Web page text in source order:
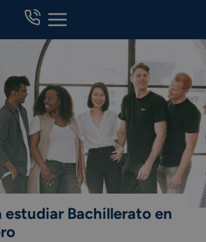
estudiar Bachillerato en